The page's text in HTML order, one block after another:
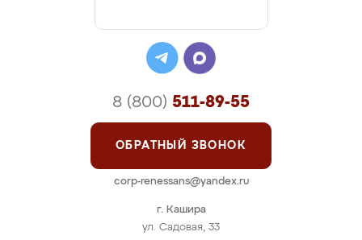
г. Кашира
ул. Садовая, 33
8 (800) 511-89-55
ОБРАТНЫЙ ЗВОНОК
corp-renessans@yandex.ru